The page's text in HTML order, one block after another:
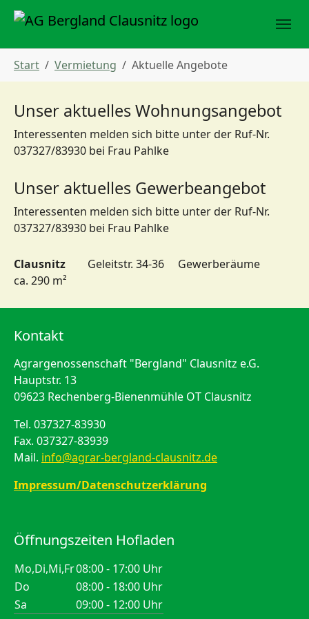
Skip to main navigation
Skip to main content
Skip to page footer
Start Vermietung Aktuelle Angebote
Unser aktuelles Wohnungsangebot
Interessenten melden sich bitte unter der Ruf-Nr.
037327/83930 bei Frau Pahlke
Unser aktuelles Gewerbeangebot
Interessenten melden sich bitte unter der Ruf-Nr.
037327/83930 bei Frau Pahlke
Clausnitz
Geleitstr. 34-36 Gewerberäume
ca. 290 m²
Kontakt
Agrargenossenschaft "Bergland" Clausnitz e.G.
Hauptstr. 13
09623 Rechenberg-Bienenmühle OT Clausnitz
Tel. 037327-83930
Fax. 037327-83939
Mail. info@agrar-bergland-clausnitz.de
Impressum/Datenschutzerklärung
Öffnungszeiten Hofladen
Mo,Di,Mi,Fr08:00 - 17:00 Uhr
Do
08:00 - 18:00 Uhr
Sa
09:00 - 12:00 Uhr